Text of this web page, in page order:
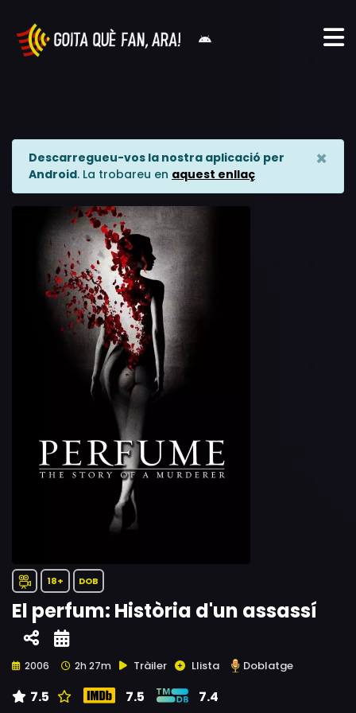
Descarregueu-vos la nostra aplicació per
Android. La trobareu en aquest enllaç
×
18+ DOB
El perfum: Història d'un assassí
2006 2h 27m Tràiler Llista Doblatge
7.5 7.5 7.4